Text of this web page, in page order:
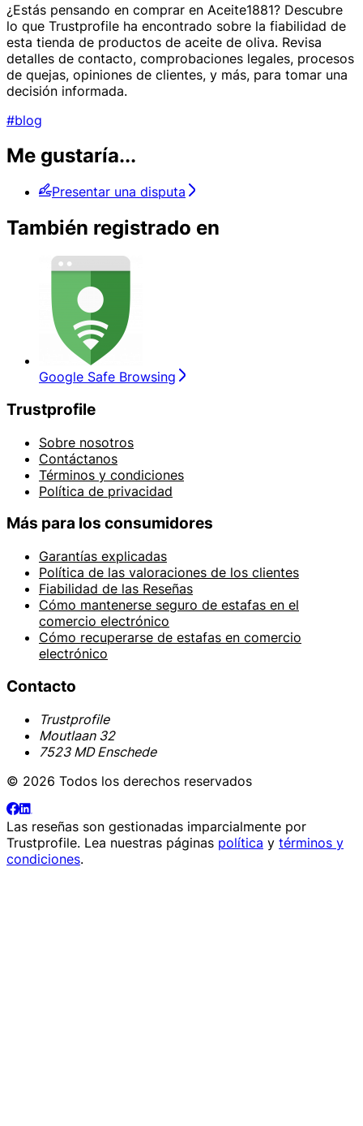
¿Estás pensando en comprar en Aceite1881? Descubre
lo que Trustprofile ha encontrado sobre la fiabilidad de
esta tienda de productos de aceite de oliva. Revisa
detalles de contacto, comprobaciones legales, procesos
de quejas, opiniones de clientes, y más, para tomar una
decisión informada.
#blog
Me gustaría...
Presentar una disputa
También registrado en
Google Safe Browsing
Trustprofile
Sobre nosotros
Contáctanos
Términos y condiciones
Política de privacidad
Más para los consumidores
Garantías explicadas
Política de las valoraciones de los clientes
Fiabilidad de las Reseñas
Cómo mantenerse seguro de estafas en el
comercio electrónico
Cómo recuperarse de estafas en comercio
electrónico
Contacto
Trustprofile
Moutlaan 32
7523 MD Enschede
© 2026 Todos los derechos reservados
Las reseñas son gestionadas imparcialmente por
Trustprofile. Lea nuestras páginas política y términos y
condiciones.